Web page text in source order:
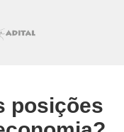
posições